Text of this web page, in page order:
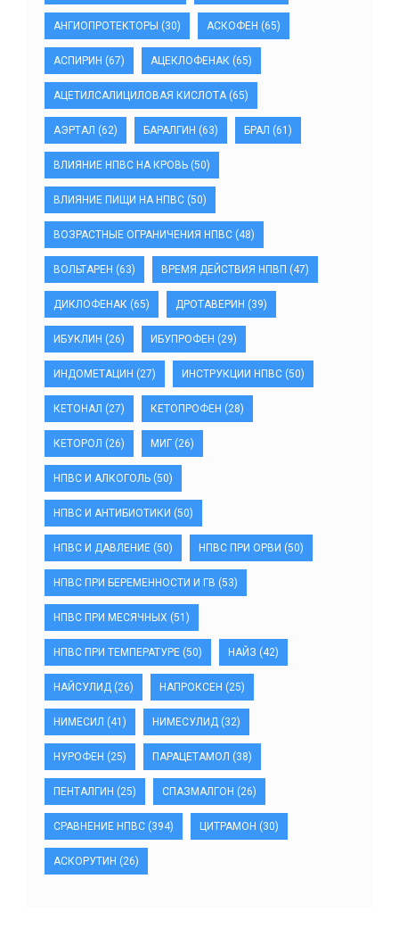
АНГИОПРОТЕКТОРЫ (30) АСКОФЕН (65)
АСПИРИН (67) АЦЕКЛОФЕНАК (65)
АЦЕТИЛСАЛИЦИЛОВАЯ КИСЛОТА(65)
АЭРТАЛ (62) БАРАЛГИН (63) БРАЛ (61)
ВЛИЯНИЕ НПВС НА КРОВЬ (50)
ВЛИЯНИЕ ПИЩИ НА НПВС (50)
ВОЗРАСТНЫЕ ОГРАНИЧЕНИЯ НПВС (48)
ВОЛЬТАРЕН (63) ВРЕМЯ ДЕЙСТВИЯ НПВП (47)
ДИКЛОФЕНАК (65) ДРОТАВЕРИН (39)
ИБУКЛИН (26) ИБУПРОФЕН (29)
ИНДОМЕТАЦИН (27) ИНСТРУКЦИИ НПВС (50)
КЕТОНАЛ (27) КЕТОПРОФЕН (28)
КЕТОРОЛ (26) МИГ (26)
НПВС И АЛКОГОЛЬ (50)
НПВС И АНТИБИОТИКИ (50)
НПВС И ДАВЛЕНИЕ (50) НПВС ПРИ ОРВИ (50)
НПВС ПРИ БЕРЕМЕННОСТИ И ГВ (53)
НПВС ПРИ МЕСЯЧНЫХ (51)
НПВС ПРИ ТЕМПЕРАТУРЕ (50) НАЙЗ (42)
НАЙСУЛИД (26) НАПРОКСЕН (25)
НИМЕСИЛ (41) НИМЕСУЛИД (32)
НУРОФЕН (25) ПАРАЦЕТАМОЛ (38)
ПЕНТАЛГИН (25) СПАЗМАЛГОН (26)
СРАВНЕНИЕ НПВС (394) ЦИТРАМОН (30)
АСКОРУТИН (26)